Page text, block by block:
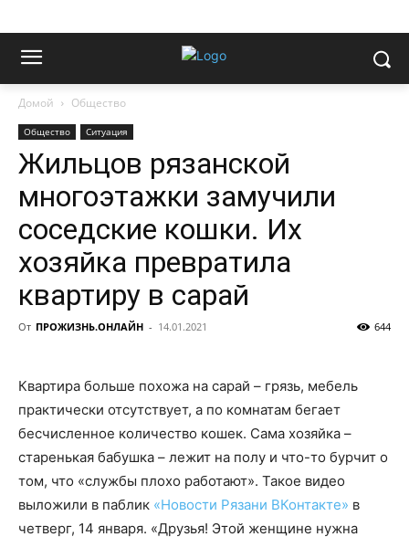
Домой Общество
Общество Ситуация
Жильцов рязанской
многоэтажки замучили
соседские кошки. Их
хозяйка превратила
квартиру в сарай
От ПРОЖИЗНЬ.ОНЛАЙН - 14.01.2021 644
Квартира больше похожа на сарай – грязь, мебель
практически отсутствует, а по комнатам бегает
бесчисленное количество кошек. Сама хозяйка –
старенькая бабушка – лежит на полу и что-то бурчит о
том, что «службы плохо работают». Такое видео
выложили в паблик «Новости Рязани ВКонтакте» в
четверг, 14 января. «Друзья! Этой женщине нужна